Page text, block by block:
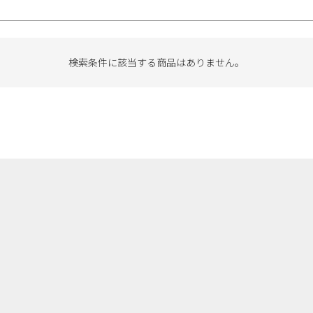
検索条件に該当する商品はありません。